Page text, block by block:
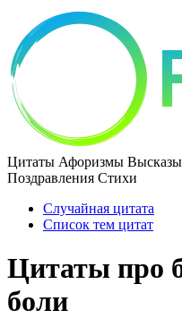
Цитаты Афоризмы
Поздравления Стихи
Случайная цитата
Список тем цитат
Цитаты про
боли